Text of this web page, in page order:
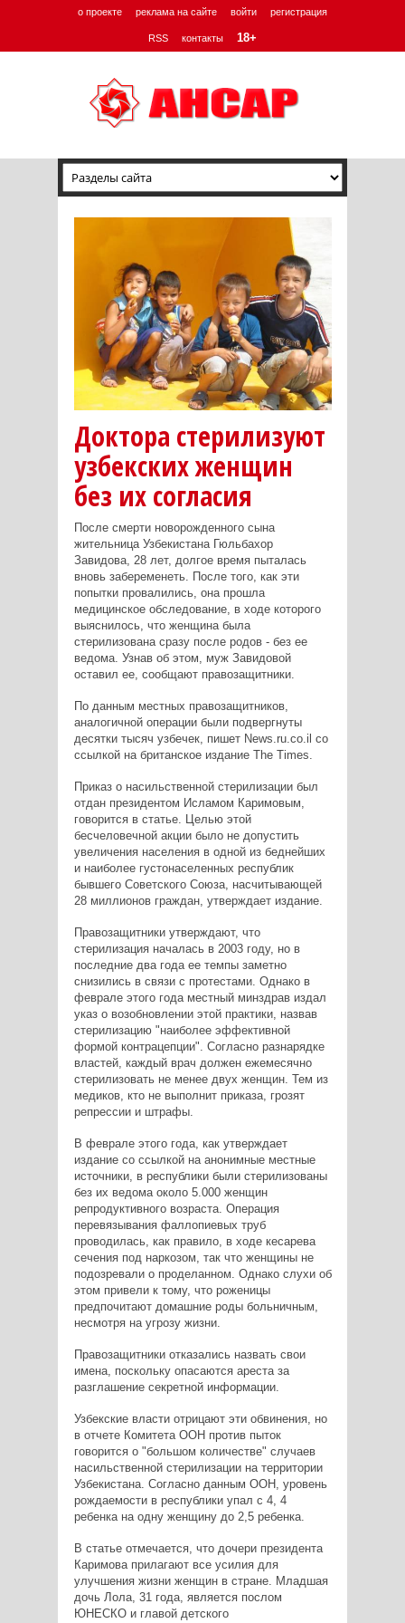
о проекте реклама на сайте войти регистрация
RSS контакты 18+
Доктора стерилизуют
узбекских женщин
без их согласия
После смерти новорожденного сына
жительница Узбекистана Гюльбахор
Завидова, 28 лет, долгое время пыталась
вновь забеременеть. После того, как эти
попытки провалились, она прошла
медицинское обследование, в ходе которого
выяснилось, что женщина была
стерилизована сразу после родов - без ее
ведома. Узнав об этом, муж Завидовой
оставил ее, сообщают правозащитники.
По данным местных правозащитников,
аналогичной операции были подвергнуты
десятки тысяч узбечек, пишет News.ru.co.il со
ссылкой на британское издание The Times.
Приказ о насильственной стерилизации был
отдан президентом Исламом Каримовым,
говорится в статье. Целью этой
бесчеловечной акции было не допустить
увеличения населения в одной из беднейших
и наиболее густонаселенных республик
бывшего Советского Союза, насчитывающей
28 миллионов граждан, утверждает издание.
Правозащитники утверждают, что
стерилизация началась в 2003 году, но в
последние два года ее темпы заметно
снизились в связи с протестами. Однако в
феврале этого года местный минздрав издал
указ о возобновлении этой практики, назвав
стерилизацию "наиболее эффективной
формой контрацепции". Согласно разнарядке
властей, каждый врач должен ежемесячно
стерилизовать не менее двух женщин. Тем из
медиков, кто не выполнит приказа, грозят
репрессии и штрафы.
В феврале этого года, как утверждает
издание со ссылкой на анонимные местные
источники, в республики были стерилизованы
без их ведома около 5.000 женщин
репродуктивного возраста. Операция
перевязывания фаллопиевых труб
проводилась, как правило, в ходе кесарева
сечения под наркозом, так что женщины не
подозревали о проделанном. Однако слухи об
этом привели к тому, что роженицы
предпочитают домашние роды больничным,
несмотря на угрозу жизни.
Правозащитники отказались назвать свои
имена, поскольку опасаются ареста за
разглашение секретной информации.
Узбекские власти отрицают эти обвинения, но
в отчете Комитета ООН против пыток
говорится о "большом количестве" случаев
насильственной стерилизации на территории
Узбекистана. Согласно данным ООН, уровень
рождаемости в республики упал с 4, 4
ребенка на одну женщину до 2,5 ребенка.
В статье отмечается, что дочери президента
Каримова прилагают все усилия для
улучшения жизни женщин в стране. Младшая
дочь Лола, 31 года, является послом
ЮНЕСКО и главой детского